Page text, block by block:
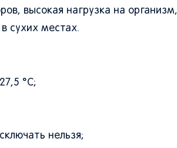
высокая нагрузка на
сухих местах.
°C;
нельзя;